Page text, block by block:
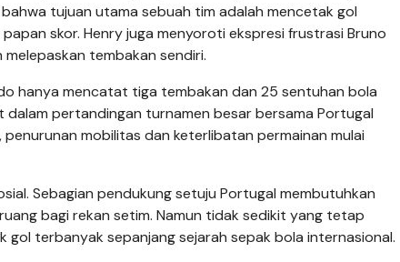
tujuan utama sebuah tim adalah mencetak gol
skor. Henry juga menyoroti ekspresi frustrasi Bruno
tembakan sendiri.
hanya mencatat tiga tembakan dan 25 sentuhan bola
pertandingan turnamen besar bersama Portugal
mobilitas dan keterlibatan permainan mulai
Sebagian pendukung setuju Portugal membutuhkan
bagi rekan setim. Namun tidak sedikit yang tetap
terbanyak sepanjang sejarah sepak bola internasional.